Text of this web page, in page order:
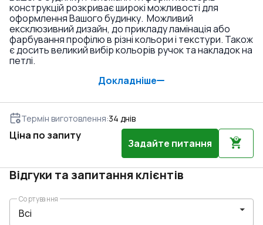
конструкцій розкриває широкі можливості для
оформлення Вашого будинку. Можливий
ексклюзивний дизайн, до прикладу ламінація або
фарбування профілю в різні кольори і текстури. Також
є досить великий вибір кольорів ручок та накладок на
петлі.
Докладніше
Термін виготовлення:34 днів
Ціна по запиту
Задайте питання
Відгуки та запитання клієнтів
Сортування